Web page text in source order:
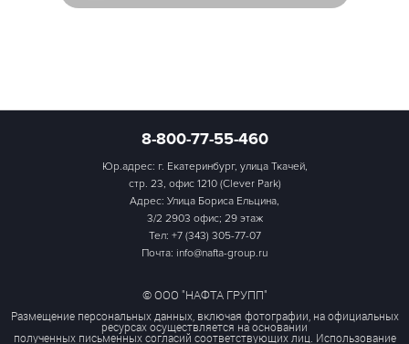
8-800-77-55-460
Юр.адрес: г. Екатеринбург, улица Ткачей,
стр. 23, офис 1210 (Clever Park)
Адрес: Улица Бориса Ельцина,
3/2 2903 офис; 29 этаж
Тел: +7 (343) 305-77-07
Почта: info@nafta-group.ru
© ООО "НАФТА ГРУПП"
Размещение персональных данных, включая фотографии, на официальных
ресурсах осуществляется на основании
полученных письменных согласий соответствующих лиц. Использование